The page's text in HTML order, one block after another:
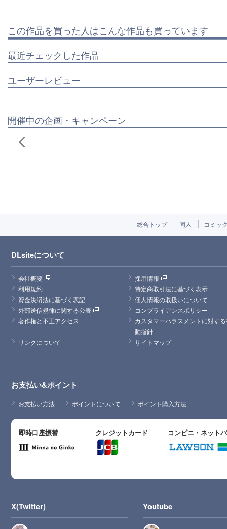
この作品を買った人はこんな作品も買っています
最近チェックした作品
ユーザーレビュー
開催中の企画・キャンペーン
総合トップ 同人 コミッ
DLsiteについて
会社概要
採用情報
利用規約
特定商取引法に基づく表示
資金決済法に基づく表記
個人情報の取扱いについて
外部送信規律に関する公表
コンプライアンスポリシー
著作権と不正アクセス
カスタマーハラスメントに対す
動指針
リンクについて
サイトマップ
お支払い&ポイント
お支払い方法 ポイントについて ポイント購入方法
即時口座振替 クレジットカード コンビニ・ネット
X(Twitter) Youtube